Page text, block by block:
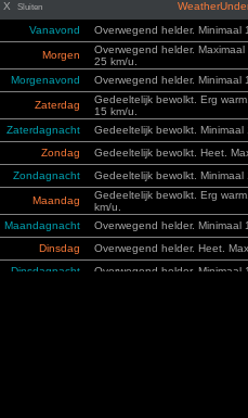
X Sluiten
Vanavond
Overwegend helder. Minimaal
Morgen
Overwegend helder.
25 km/u.
Morgenavond
Overwegend helder. Minimaal
Zaterdag
Gedeeltelijk bewolkt. Erg
15 km/u.
Zaterdagnacht
Gedeeltelijk bewolkt.
Zondag
Gedeeltelijk bewolkt. Heet.
Zondagnacht
Gedeeltelijk bewolkt.
Maandag
Gedeeltelijk bewolkt. Erg
km/u.
Maandagnacht
Overwegend helder. Minimaal
Dinsdag
Overwegend helder. Heet.
Dinsdagnacht
Overwegend helder. Minimaal